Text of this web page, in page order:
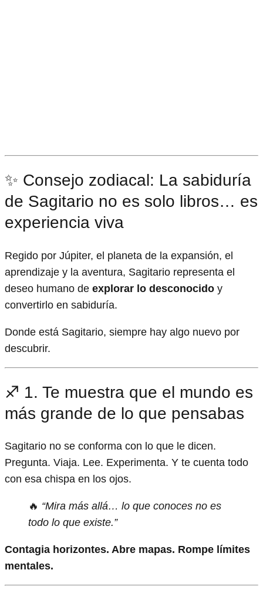
✨ Consejo zodiacal: La sabiduría
de Sagitario no es solo libros… es
experiencia viva
Regido por Júpiter, el planeta de la expansión, el
aprendizaje y la aventura, Sagitario representa el
deseo humano de explorar lo desconocido y
convertirlo en sabiduría.
Donde está Sagitario, siempre hay algo nuevo por
descubrir.
♐ 1. Te muestra que el mundo es
más grande de lo que pensabas
Sagitario no se conforma con lo que le dicen.
Pregunta. Viaja. Lee. Experimenta. Y te cuenta todo
con esa chispa en los ojos.
🔥 “Mira más allá… lo que conoces no es
todo lo que existe.”
Contagia horizontes. Abre mapas. Rompe límites
mentales.